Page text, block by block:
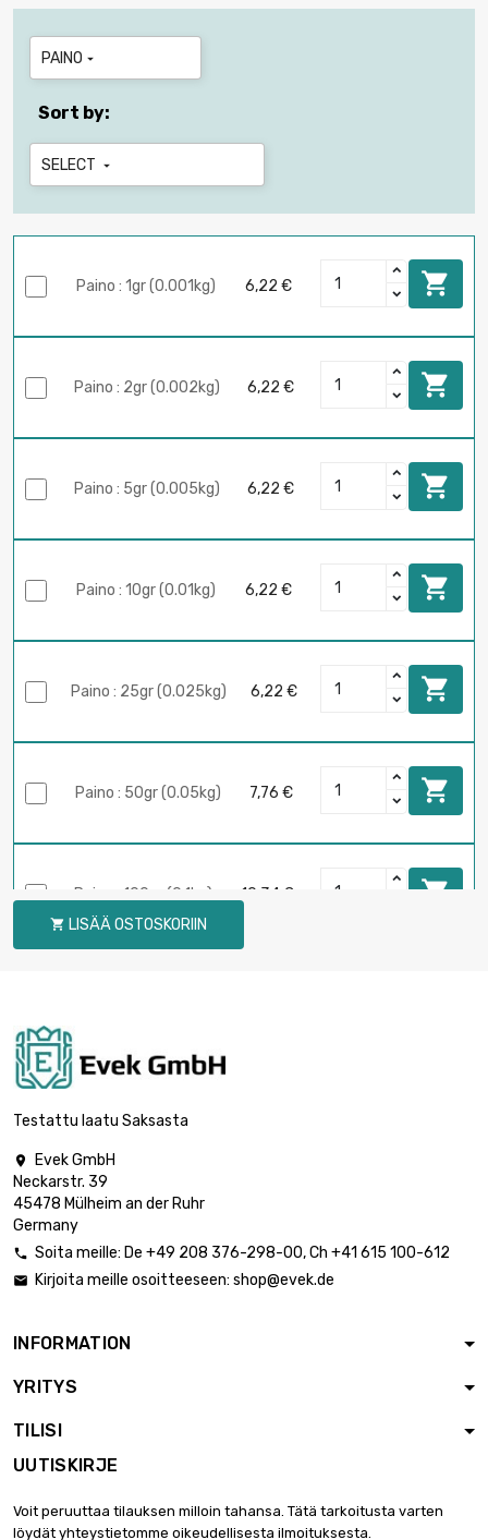
PAINO 
Sort by:
SELECT 
Paino : 1gr (0.001kg) 6,22 € 
Paino : 2gr (0.002kg) 6,22 € 
Paino : 5gr (0.005kg) 6,22 € 
Paino : 10gr (0.01kg) 6,22 € 
Paino : 25gr (0.025kg) 6,22 € 
Paino : 50gr (0.05kg) 7,76 € 
Paino : 100gr (0.1kg) 10,34 € 
Paino : 1 000gr (1kg)
(5kg)
248,05 € 
 LISÄÄ OSTOSKORIIN
Testattu laatu Saksasta

Evek GmbH
Neckarstr. 39
45478 Mülheim an der Ruhr
Germany
 Soita meille: De +49 208 376-298-00, Ch +41 615 100-612
 Kirjoita meille osoitteeseen: shop@evek.de
INFORMATION
YRITYS
TILISI
UUTISKIRJE
Voit peruuttaa tilauksen milloin tahansa. Tätä tarkoitusta varten
löydät yhteystietomme oikeudellisesta ilmoituksesta.